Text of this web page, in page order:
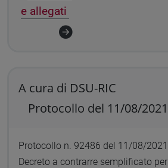
e allegati
A cura di DSU-RIC
Protocollo del 11/08/2021
Protocollo n. 92486 del 11/08/2021
Decreto a contrarre semplificato per